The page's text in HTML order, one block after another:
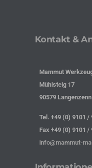
Kontakt &
Mammut
Mühlsteig 17
90579 Langenzenn
Tel. +49 (0) 9101 /
Fax +49 (0) 9101 /
info@mammut-